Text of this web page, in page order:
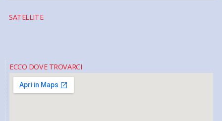
SATELLITE
ECCO DOVE TROVARCI